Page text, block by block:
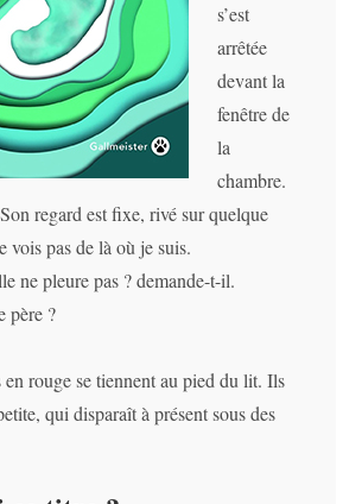
s’est
arrêtée
devant la
fenêtre de
la
chambre.
regard est fixe, rivé sur quelque
vois pas de là où je suis.
ne pleure pas ? demande-t-il.
père ?
rouge se tiennent au pied du lit. Ils
qui disparaît à présent sous des